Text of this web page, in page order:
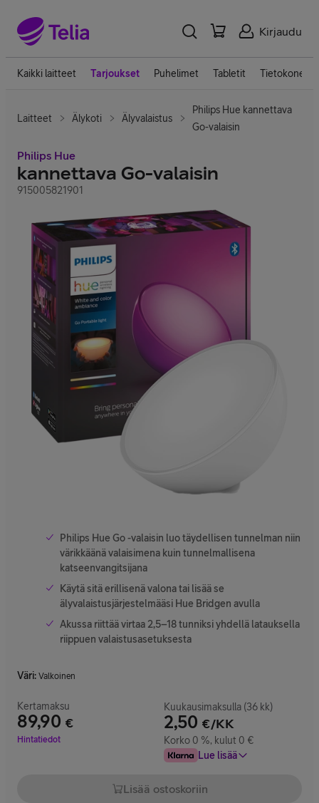
Kirjaudu
Kaikki laitteet Tarjoukset Puhelimet Tabletit Tietokoneet
Laitteet Älykoti Älyvalaistus
Philips Hue kannettava
Go-valaisin
Philips Hue
kannettava Go-valaisin
915005821901
Philips Hue Go -valaisin luo täydellisen tunnelman niin
värikkäänä valaisimena kuin tunnelmallisena
katseenvangitsijana
Käytä sitä erillisenä valona tai lisää se
älyvalaistusjärjestelmääsi Hue Bridgen avulla
Akussa riittää virtaa 2,5–18 tunniksi yhdellä latauksella
riippuen valaistusasetuksesta
Väri: Valkoinen
Kertamaksu
89,90 €
Hinta 89,90 €
Hintatiedot
Kuukausimaksulla (36 kk)
2,50 €/KK
Korko 0 %, kulut 0 €
Lue lisää
Lisää ostoskoriin